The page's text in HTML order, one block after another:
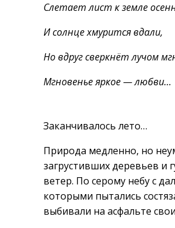
Слетает лист к земле
И солнце хмурится вдали,
Но вдруг сверкнёт лучом
Мгновенье яркое — любви…
Заканчивалось лето…
Природа медленно, но
загрустивших деревьев и
ветер. По серому небу с
которыми пытались
выбивали на асфальте